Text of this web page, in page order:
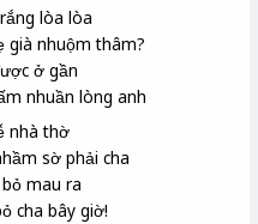
lòa lòa
già nhuộm thâm?
ở gần
nhuần lòng anh
nhà thờ
sờ phải cha
mau ra
cha bây giờ!